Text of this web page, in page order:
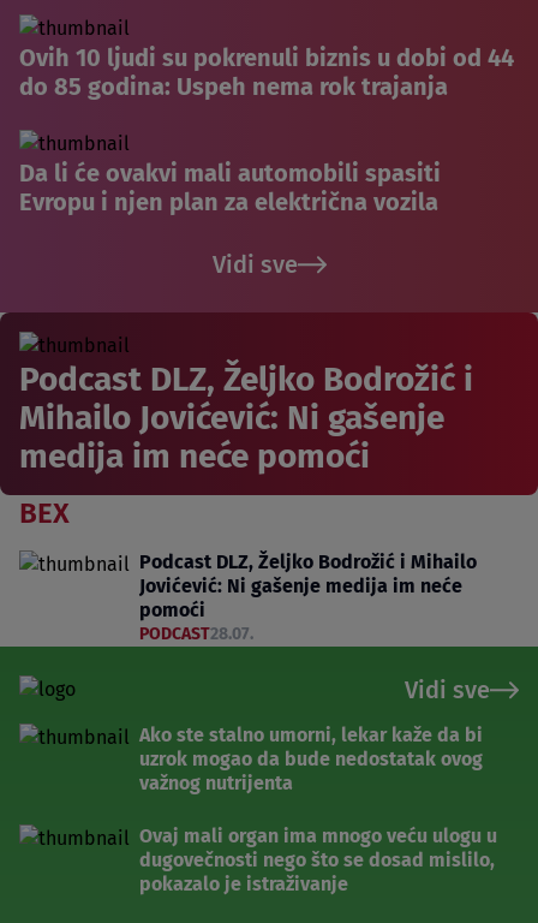
Ovih 10 ljudi su pokrenuli biznis u dobi od 44
do 85 godina: Uspeh nema rok trajanja
Da li će ovakvi mali automobili spasiti
Evropu i njen plan za električna vozila
Vidi sve
Podcast DLZ, Željko Bodrožić i
Mihailo Jovićević: Ni gašenje
medija im neće pomoći
BEX
Podcast DLZ, Željko Bodrožić i Mihailo
Jovićević: Ni gašenje medija im neće
pomoći
PODCAST28.07.
Vidi sve
Ako ste stalno umorni, lekar kaže da bi
uzrok mogao da bude nedostatak ovog
važnog nutrijenta
Ovaj mali organ ima mnogo veću ulogu u
dugovečnosti nego što se dosad mislilo,
pokazalo je istraživanje